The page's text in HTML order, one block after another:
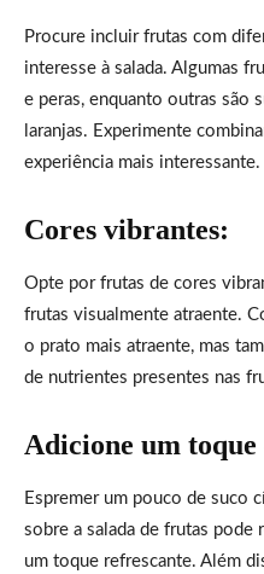
Procure incluir frutas com
interesse à salada. Algumas
e peras, enquanto outras são
laranjas. Experimente
experiência mais interessante.
Cores vibrantes:
Opte por frutas de cores
frutas visualmente atraente.
o prato mais atraente, mas
de nutrientes presentes nas
Adicione um
Espremer um pouco de suco
sobre a salada de frutas pode
um toque refrescante. Além